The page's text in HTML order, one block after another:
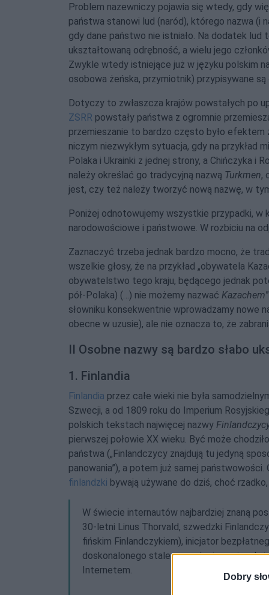
Dobry
Problem nazewniczy pojawia się wtedy, gdy
państwa stanowi lud (naród), którego nazwa (i
gdy dane państwo nie istniało. Na dodatek
ukształtowaną odrębność, a wielu jego
Zwykle wtedy istniejące już w języku polskim
osobowa żeńska, przymiotnik) przypisywane
Dotyczy to zwłaszcza krajów powstałych po
ZSRR powstały państwa z ogromnie
przemieszanie to bardzo często było efektem
niczym niezwykłym sytuacja, gdy na przykład
Polaka i Ukrainki z jednej strony, a Chińczyka i
należy określać go tradycyjną nazwą Turkmen,
jest, czy też należy tworzyć nową nazwę, w
Poniżej odnotowujemy wszystkie przypadki, w
narodowościowe i państwowe. W rozbiciu na
Zaznaczyć trzeba jednak bardzo mocno, że
wszelkie głosy, że na przykład „obywatela
obywatelstwo tego kraju, będącego jednak
pół-Polaka) (…) nie możemy nazwać Kazachem
słowniku konsekwentnie wprowadzamy nowe
obecne w uzusie), ale nie oznacza to, że
II Osobne nazwy są bardzo słabo
1. Finlandia
Finlandia przez całe wieki nie była
Szwecji, a od 1809 roku do Imperium
polskich tekstach najwięcej nazwy
pierwszej połowie XX wieku. Być może
państwa („Finlandczycy znajdują tu jedyną
panowania”), a potem już samej państwowości.
finlandzki bywają używane do dziś, choć
W świecie internautów najbardziej znaną
30-letni Linus Thorvald, szwedzki
fińskim Finlandczykiem), inicjator
doskonalonego stale przez tysiące
Internetem.